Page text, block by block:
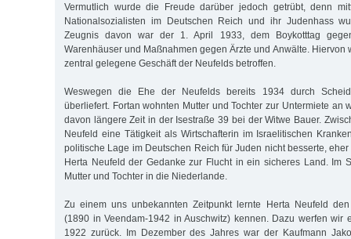
Vermutlich wurde die Freude darüber jedoch getrübt, denn
Nationalsozialisten im Deutschen Reich und ihr Judenhass
Zeugnis davon war der 1. April 1933, dem Boykotttag
Warenhäuser und Maßnahmen gegen Ärzte und Anwälte. Hiervon
zentral gelegene Geschäft der Neufelds betroffen.
Weswegen die Ehe der Neufelds bereits 1934 durch
überliefert. Fortan wohnten Mutter und Tochter zur Untermiete an
davon längere Zeit in der Isestraße 39 bei der Witwe Bauer.
Neufeld eine Tätigkeit als Wirtschafterin im Israelitischen
politische Lage im Deutschen Reich für Juden nicht besserte,
Herta Neufeld der Gedanke zur Flucht in ein sicheres Land. Im
Mutter und Tochter in die Niederlande.
Zu einem uns unbekannten Zeitpunkt lernte Herta Neufeld
(1890 in Veendam-1942 in Auschwitz) kennen. Dazu werfen wir
1922 zurück. Im Dezember des Jahres war der Kaufmann